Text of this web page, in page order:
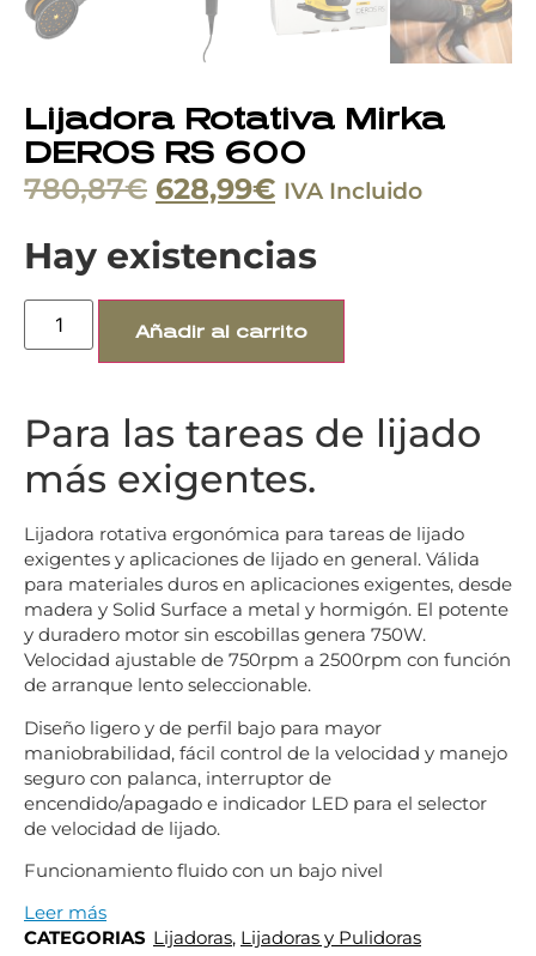
Lijadora Rotativa Mirka
DEROS RS 600
780,87€ 628,99€ IVA Incluido
Hay existencias
Añadir al carrito
Para las tareas de lijado
más exigentes.
Lijadora rotativa ergonómica para tareas de lijado
exigentes y aplicaciones de lijado en general. Válida
para materiales duros en aplicaciones exigentes, desde
madera y Solid Surface a metal y hormigón. El potente
y duradero motor sin escobillas genera 750W.
Velocidad ajustable de 750rpm a 2500rpm con función
de arranque lento seleccionable.
Diseño ligero y de perfil bajo para mayor
maniobrabilidad, fácil control de la velocidad y manejo
seguro con palanca, interruptor de
encendido/apagado e indicador LED para el selector
de velocidad de lijado.
Funcionamiento fluido con un bajo nivel
Leer más
CATEGORIAS Lijadoras, Lijadoras y Pulidoras